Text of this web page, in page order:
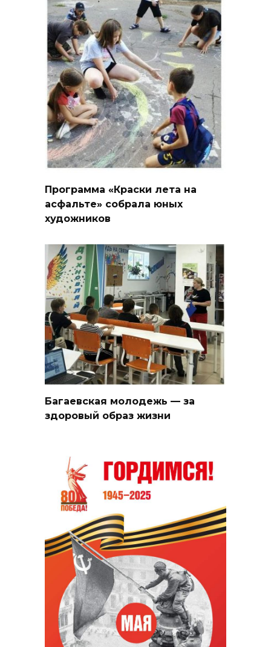
Программа «Краски лета на
асфальте» собрала юных
художников
Багаевская молодежь — за
здоровый образ жизни